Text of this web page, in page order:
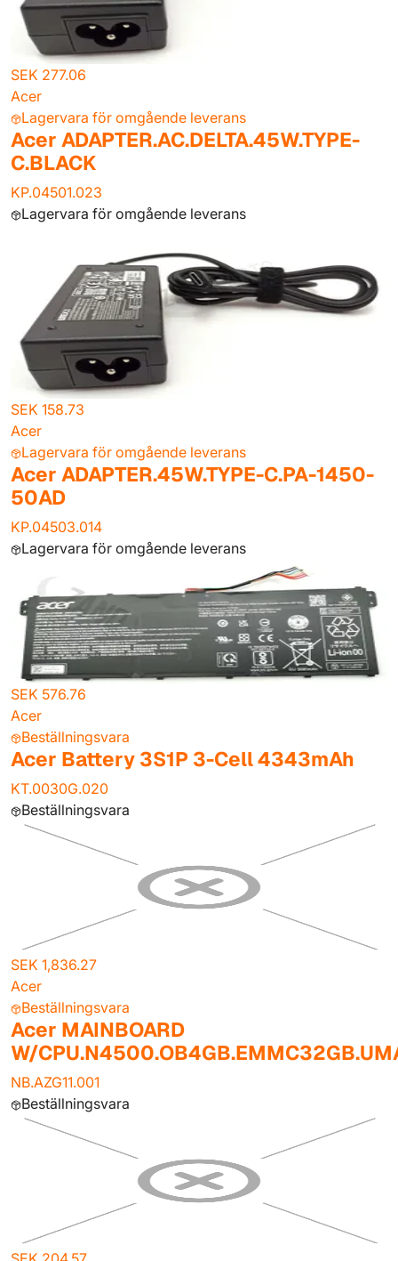
SEK 277.06
Acer
Lagervara för omgående leverans
Acer ADAPTER.AC.DELTA.45W.TYPE-
C.BLACK
KP.04501.023
Lagervara för omgående leverans
SEK 158.73
Acer
Lagervara för omgående leverans
Acer ADAPTER.45W.TYPE-C.PA-1450-
50AD
KP.04503.014
Lagervara för omgående leverans
SEK 576.76
Acer
Beställningsvara
Acer Battery 3S1P 3-Cell 4343mAh
KT.0030G.020
Beställningsvara
SEK 1,836.27
Acer
Beställningsvara
Acer MAINBOARD
W/
NB.AZG11.001
Beställningsvara